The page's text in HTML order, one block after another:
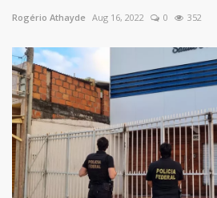
Rogério Athayde Aug 16, 2022 0 352